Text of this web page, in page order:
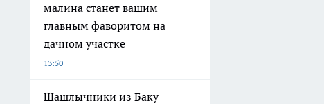
малина станет вашим
главным фаворитом на
дачном участке
13:50
Шашлычники из Баку